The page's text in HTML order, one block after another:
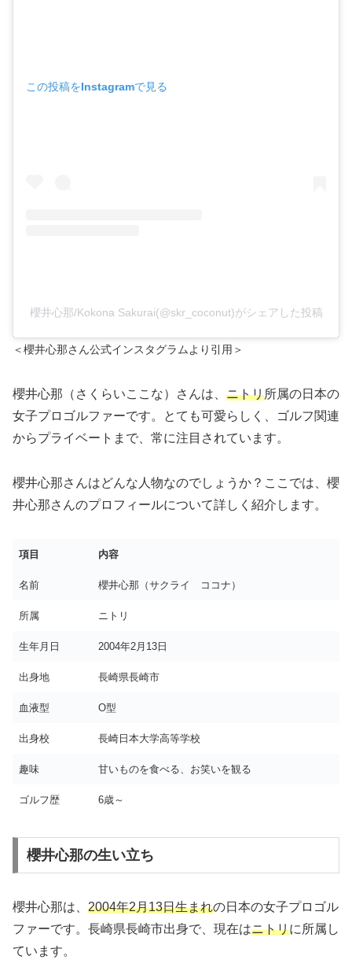
この投稿をInstagramで見る
櫻井心那/Kokona Sakurai(@skr_coconut)がシェアした投稿
＜櫻井心那さん公式インスタグラムより引用＞
櫻井心那（さくらいここな）さんは、 ニトリ所属の日本の
女子プロゴルファーです。とても可愛らしく、ゴルフ関連
からプライベートまで、常に注目されています。
櫻井心那さんはどんな人物なのでしょうか？ここでは、櫻
井心那さんのプロフィールについて詳しく紹介します。
項目 内容
名前 櫻井心那（サクライ ココナ）
所属 ニトリ
生年月日 2004年2月13日
出身地 長崎県長崎市
血液型 O型
出身校 長崎日本大学高等学校
趣味 甘いものを食べる、お笑いを観る
ゴルフ歴 6歳～
櫻井心那の生い立ち
櫻井心那は、 2004年2月13日生まれの日本の女子プロゴル
ファーです。長崎県長崎市出身で、現在はニトリに所属し
ています。